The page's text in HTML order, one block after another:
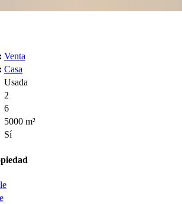
Venta
Casa
Usada
2
6
5000 m²
Sí